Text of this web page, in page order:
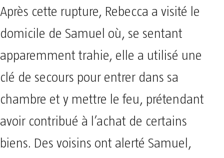
Après cette rupture, Rebecca a visité le
domicile de Samuel où, se sentant
apparemment trahie, elle a utilisé une
clé de secours pour entrer dans sa
chambre et y mettre le feu, prétendant
avoir contribué à l’achat de certains
biens. Des voisins ont alerté Samuel,